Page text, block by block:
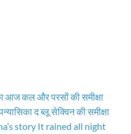
आज कल और परसों की समीक्षा
द ब्लू सेक्विन की समीक्षा
story It rained all night